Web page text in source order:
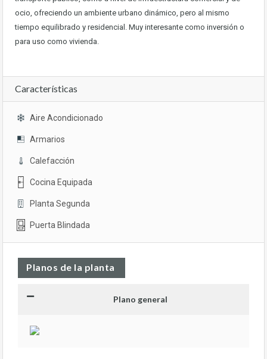
ocio, ofreciendo un ambiente urbano dinámico, pero al mismo
tiempo equilibrado y residencial. Muy interesante como inversión o
para uso como vivienda.
Características
Aire Acondicionado
Armarios
Calefacción
Cocina Equipada
Planta Segunda
Puerta Blindada
Planos de la planta
Plano general